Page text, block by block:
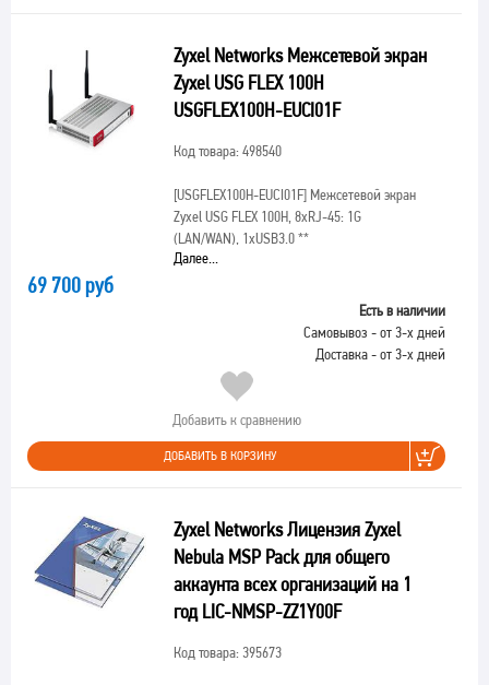
Zyxel Networks Межсетевой экран
Zyxel USG FLEX 100H
USGFLEX100H-EUCI01F
Код товара: 498540
[USGFLEX100H-EUCI01F]Межсетевой экран
Zyxel USG FLEX 100H, 8xRJ-45: 1G
(LAN/WAN), 1xUSB3.0 **
Далее...
69 700 руб
Есть в наличии
Самовывоз - от 3-х дней
Доставка - от 3-х дней
Добавить к сравнению
ДОБАВИТЬ В КОРЗИНУ
Zyxel Networks Лицензия Zyxel
Nebula MSP Pack для общего
аккаунта всех организаций на 1
год LIC-NMSP-ZZ1Y00F
Код товара: 395673